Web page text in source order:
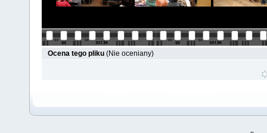
Ocena tego pliku (Nie oceniany)